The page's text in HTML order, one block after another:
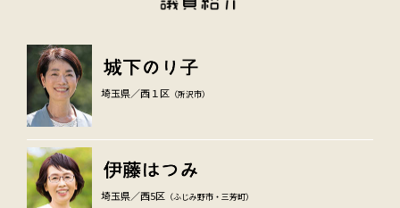
埼玉県／西１区 （所沢市）
埼玉県／西5区 （ふじみ野市・三芳町）